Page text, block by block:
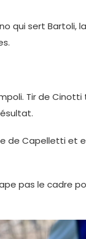
qui sert Bartoli,
Tir de Cinotti
de Capelletti et
pas le cadre